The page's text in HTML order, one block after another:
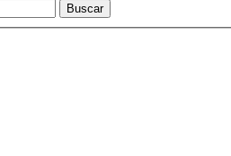
Buscar